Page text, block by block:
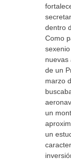
dentro
Como
nuevas
de un
marzo
un
un